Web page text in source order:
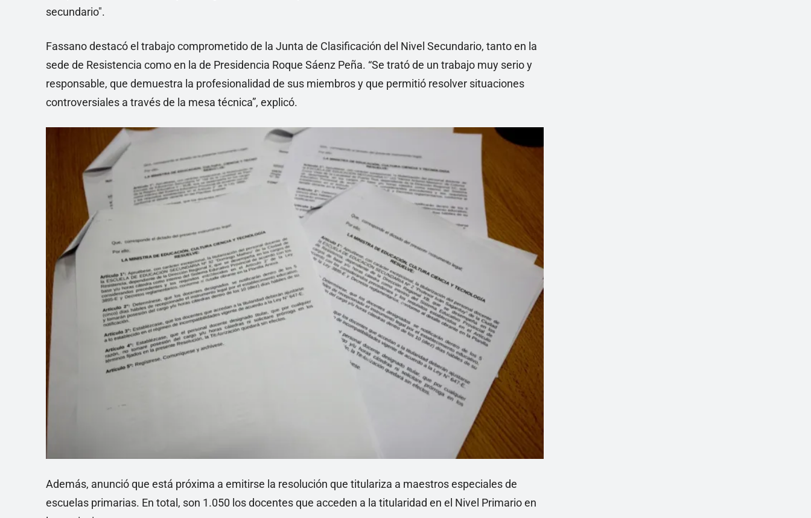
secundario".
Fassano destacó el trabajo comprometido de la Junta de Clasificación del Nivel Secundario, tanto en la
sede de Resistencia como en la de Presidencia Roque Sáenz Peña. “Se trató de un trabajo muy serio y
responsable, que demuestra la profesionalidad de sus miembros y que permitió resolver situaciones
controversiales a través de la mesa técnica”, explicó.
Además, anunció que está próxima a emitirse la resolución que titulariza a maestros especiales de
escuelas primarias. En total, son 1.050 los docentes que acceden a la titularidad en el Nivel Primario en